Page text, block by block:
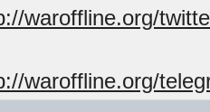
waroffline.org/
waroffline.org/